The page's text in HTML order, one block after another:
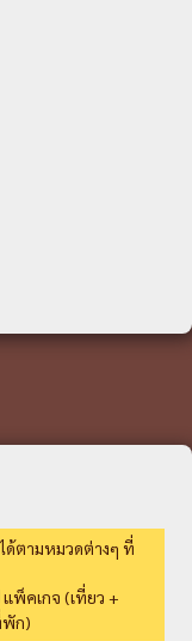
ตามหมวดต่างๆ ที่
แพ็คเกจ (เที่ยว +
พัก)